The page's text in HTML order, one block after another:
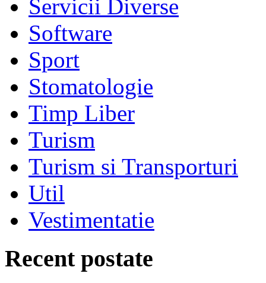
Servicii Diverse
Software
Sport
Stomatologie
Timp Liber
Turism
Turism si Transporturi
Util
Vestimentatie
Recent postate